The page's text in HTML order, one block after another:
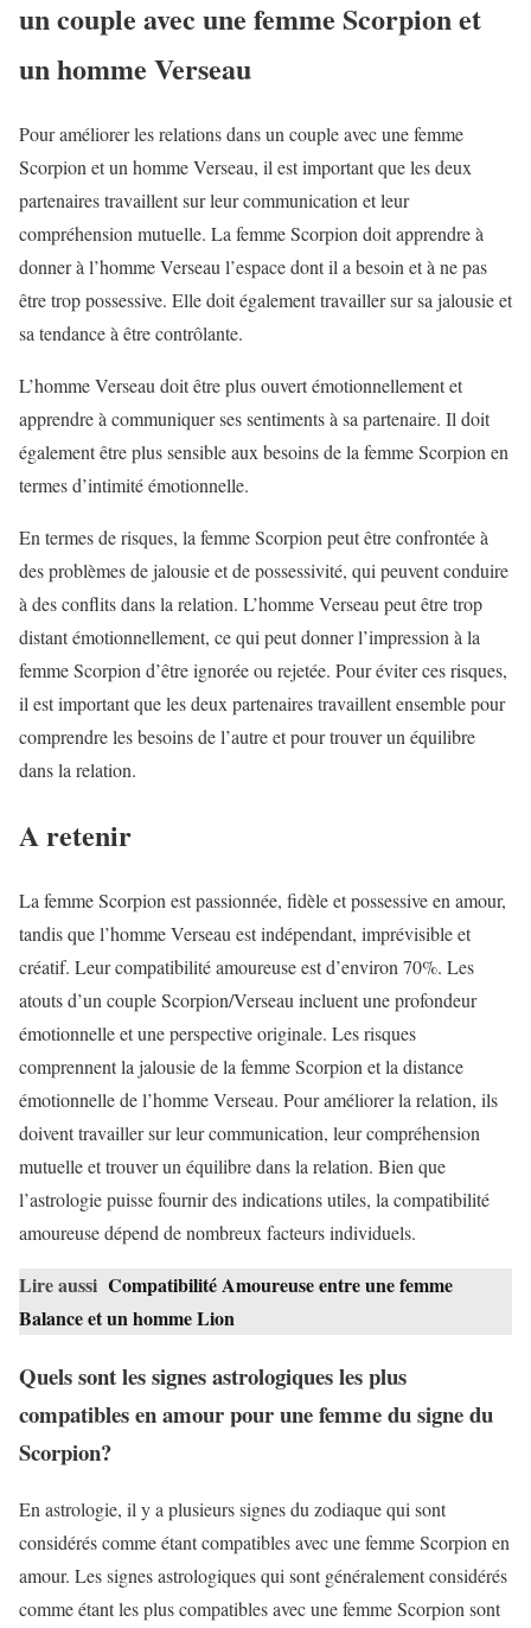
un couple avec une femme Scorpion et
un homme Verseau
Pour améliorer les relations dans un couple avec une femme
Scorpion et un homme Verseau, il est important que les deux
partenaires travaillent sur leur communication et leur
compréhension mutuelle. La femme Scorpion doit apprendre à
donner à l’homme Verseau l’espace dont il a besoin et à ne pas
être trop possessive. Elle doit également travailler sur sa jalousie et
sa tendance à être contrôlante.
L’homme Verseau doit être plus ouvert émotionnellement et
apprendre à communiquer ses sentiments à sa partenaire. Il doit
également être plus sensible aux besoins de la femme Scorpion en
termes d’intimité émotionnelle.
En termes de risques, la femme Scorpion peut être confrontée à
des problèmes de jalousie et de possessivité, qui peuvent conduire
à des conflits dans la relation. L’homme Verseau peut être trop
distant émotionnellement, ce qui peut donner l’impression à la
femme Scorpion d’être ignorée ou rejetée. Pour éviter ces risques,
il est important que les deux partenaires travaillent ensemble pour
comprendre les besoins de l’autre et pour trouver un équilibre
dans la relation.
A retenir
La femme Scorpion est passionnée, fidèle et possessive en amour,
tandis que l’homme Verseau est indépendant, imprévisible et
créatif. Leur compatibilité amoureuse est d’environ 70%. Les
atouts d’un couple Scorpion/Verseau incluent une profondeur
émotionnelle et une perspective originale. Les risques
comprennent la jalousie de la femme Scorpion et la distance
émotionnelle de l’homme Verseau. Pour améliorer la relation, ils
doivent travailler sur leur communication, leur compréhension
mutuelle et trouver un équilibre dans la relation. Bien que
l’astrologie puisse fournir des indications utiles, la compatibilité
amoureuse dépend de nombreux facteurs individuels.
Lire aussi Compatibilité Amoureuse entre une femme
Balance et un homme Lion
Quels sont les signes astrologiques les plus
compatibles en amour pour une femme du signe du
Scorpion?
En astrologie, il y a plusieurs signes du zodiaque qui sont
considérés comme étant compatibles avec une femme Scorpion en
amour. Les signes astrologiques qui sont généralement considérés
comme étant les plus compatibles avec une femme Scorpion sont